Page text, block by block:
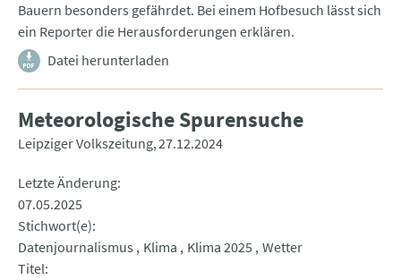
Bauern besonders gefährdet. Bei einem Hofbesuch lässt sich
ein Reporter die Herausforderungen erklären.
Datei herunterladen
Meteorologische Spurensuche
Leipziger Volkszeitung 27.12.2024
Letzte Änderung
07.05.2025
Stichwort(e)
Datenjournalismus
Klima Klima 2025 Wetter
Titel